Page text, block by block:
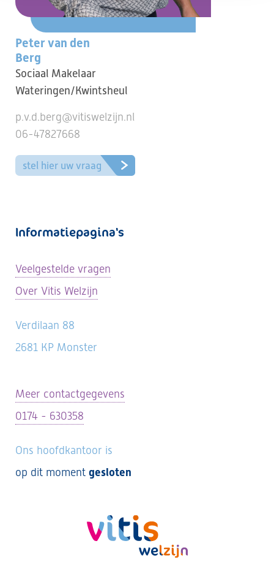
Peter van den
Berg
Sociaal Makelaar
Wateringen/Kwintsheul
p.v.d.berg@vitiswelzijn.nl
06-47827668
stel hier uw vraag
Informatiepagina's
Veelgestelde vragen
Over Vitis Welzijn
Verdilaan 88
2681 KP Monster
Meer contactgegevens
0174 - 630358
Ons hoofdkantoor is
op dit moment gesloten